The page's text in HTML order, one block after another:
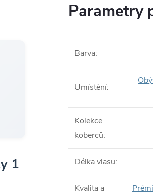
1
Parametry
Barva:
Umístění:
Kolekce
koberců:
Délka vlasu:
Kvalita a